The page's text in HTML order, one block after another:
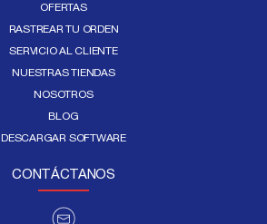
OFERTAS
RASTREAR TU ORDEN
SERVICIO AL CLIENTE
NUESTRAS TIENDAS
NOSOTROS
BLOG
DESCARGAR SOFTWARE
CONTÁCTANOS